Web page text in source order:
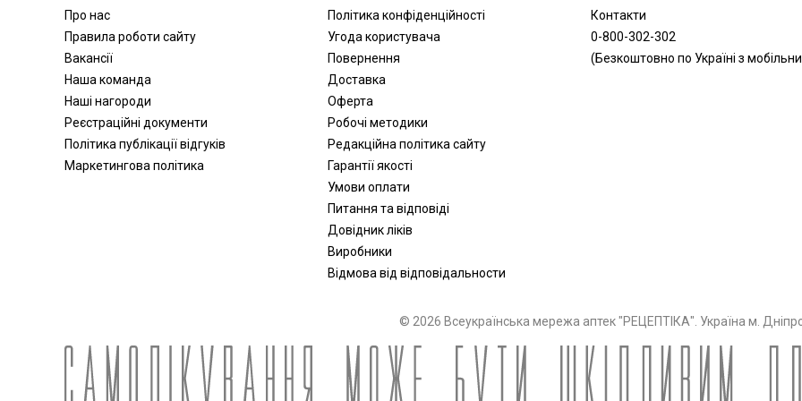
Апатари Самоздрав
Центрифуги
Допплери
Аспіратори
Слухові апарати
Косметичні прилади
Пульсоксиметри
Про нас
Правила роботи сайту
Вакансії
Наша команда
Наші нагороди
Реєстраційні документи
Політика публікації відгуків
Маркетингова політика
Політика конфіденційності
Угода користувача
Повернення
Доставка
Оферта
Робочі методики
Редакційна політика сайту
Гарантії якості
Умови оплати
Питання та відповіді
Довідник ліків
Виробники
Відмова від відповідальности
Контакти
0-800-302-302
(Безкоштовно по Україні з
© 2026 Всеукраїнська мережа аптек "РЕЦЕПТІКА". Україна м.